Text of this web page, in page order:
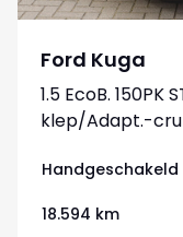
Ford Kuga
1.5 EcoB.
klep/Adapt.-
Handgeschakeld
18.594 km